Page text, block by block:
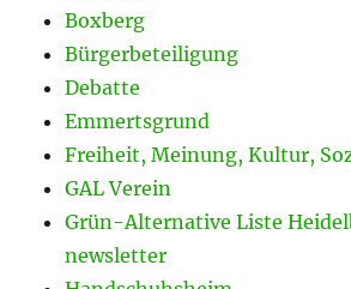
Boxberg
Bürgerbeteiligung
Debatte
Emmertsgrund
Freiheit, Meinung, Kultur,
GAL Verein
Grün-Alternative Liste
newsletter